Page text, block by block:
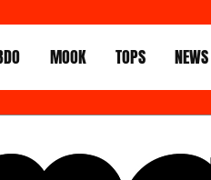
MOOK TOPS NEWS